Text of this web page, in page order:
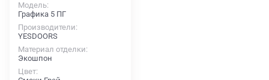
Модель
Графика 5 ПГ
Производители
YESDOORS
Материал отделки
Экошпон
Цвет